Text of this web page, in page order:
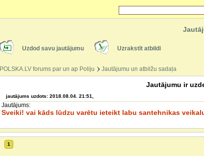
Uzdod savu jautājumu Uzrakstīt atbildi
POLSKA.LV forums par un ap Poliju Jautājumu un atbilžu sadaļa
Jautājumu ir
jautājums uzdots: 2018.08.04. 21:51,
Jautājums:
Sveiki! vai kāds lūdzu varētu ieteikt labu santehnikas
1